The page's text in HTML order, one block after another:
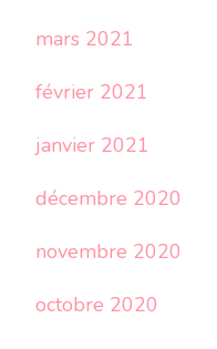
mars 2021
février 2021
janvier 2021
décembre 2020
novembre 2020
octobre 2020